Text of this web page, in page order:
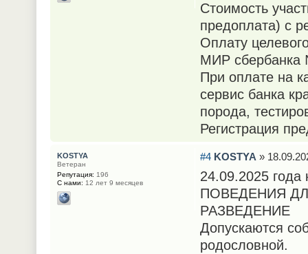
Стоимость
предоплата) с
Оплату
МИР сбербанка
При оплате на
сервис банка
порода,
Регистрация
#4 KOSTYA »
24.09.2025
ПОВЕДЕНИЯ
РАЗВЕДЕНИЕ
Допускаются
родословной.
KOSTYA
Ветеран
Репутация: 196
С нами: 12 лет 9 месяцев